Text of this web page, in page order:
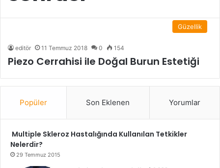
Güzellik
editör 11 Temmuz 2018 0 154
Piezo Cerrahisi ile Doğal Burun Estetiği
Popüler Son Eklenen Yorumlar
Multiple Skleroz Hastalığında Kullanılan Tetkikler
Nelerdir?
29 Temmuz 2015